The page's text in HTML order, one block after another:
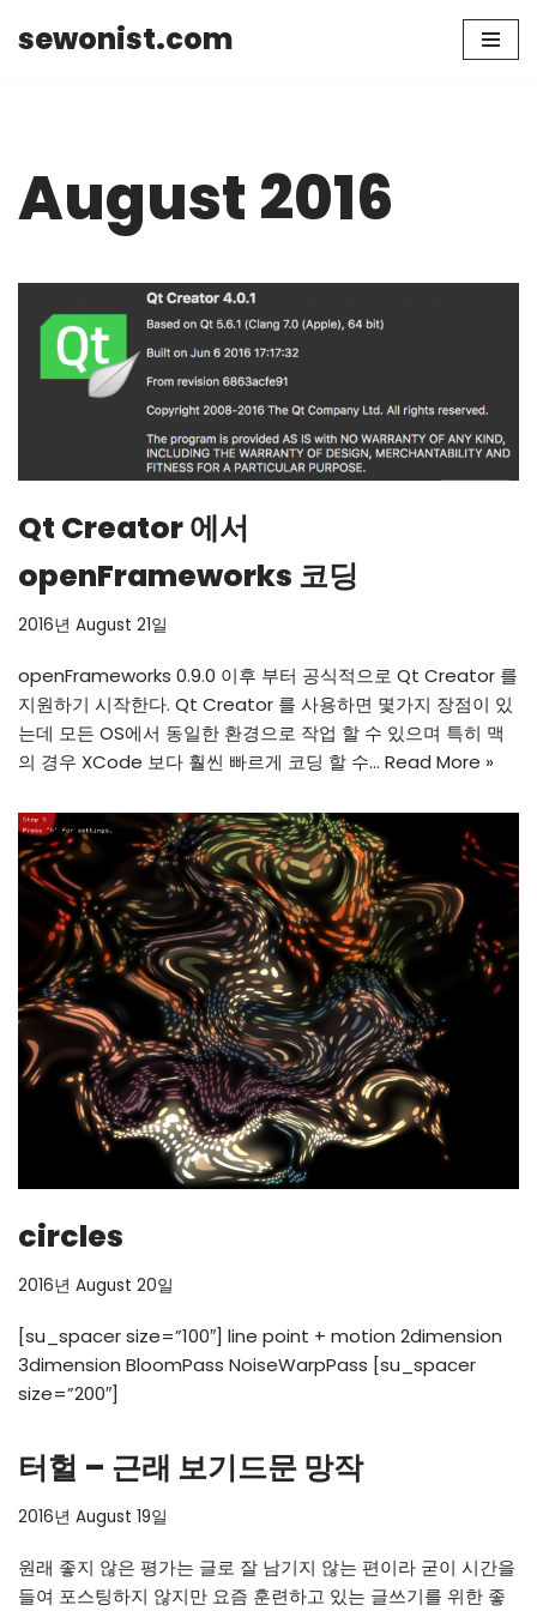
sewonist.com
August 2016
Qt Creator 에서
openFrameworks 코딩
2016년 August 21일
openFrameworks 0.9.0 이후 부터 공식적으로 Qt Creator 를
지원하기 시작한다. Qt Creator 를 사용하면 몇가지 장점이 있
는데 모든 OS에서 동일한 환경으로 작업 할 수 있으며 특히 맥
의 경우 XCode 보다 훨씬 빠르게 코딩 할 수… Read More »
circles
2016년 August 20일
[su_spacer size=”100″] line point + motion 2dimension
3dimension BloomPass NoiseWarpPass [su_spacer
size=”200″]
터헐 – 근래 보기드문 망작
2016년 August 19일
원래 좋지 않은 평가는 글로 잘 남기지 않는 편이라 굳이 시간을
들여 포스팅하지 않지만 요즘 훈련하고 있는 글쓰기를 위한 좋